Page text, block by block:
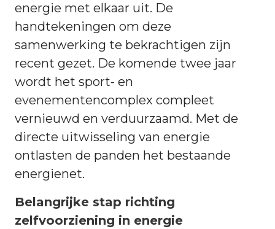
energie met elkaar uit. De
handtekeningen om deze
samenwerking te bekrachtigen zijn
recent gezet. De komende twee jaar
wordt het sport- en
evenementencomplex compleet
vernieuwd en verduurzaamd. Met de
directe uitwisseling van energie
ontlasten de panden het bestaande
energienet.
Belangrijke stap richting
zelfvoorziening in energie